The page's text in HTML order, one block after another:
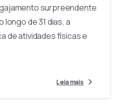
surpreendente
de 31 dias, a
de atividades físicas e